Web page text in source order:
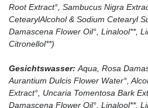
Root Extract°, Sambucus Nigra
CetearylAlcohol & Sodium Cetearyl
Damascena Flower Oil°, Linalool**,
Citronellol**)
Gesichtswasser: Aqua, Rosa
Aurantium Dulcis Flower Water°,
Extract°, Uncaria Tomentosa Bark
Damascena Flower Oil°, Linalool**,